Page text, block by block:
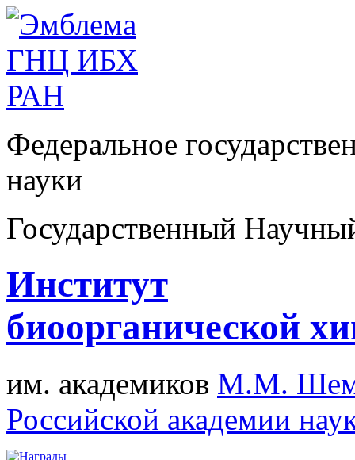
Федеральное
науки
Государственный
Институт
биоорганической
им. академиков М.М.
Российской академии